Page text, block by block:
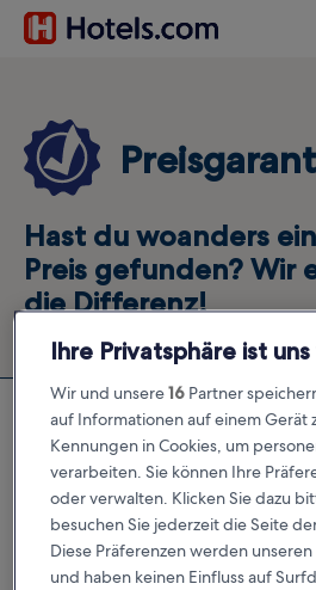
Hast du woanders
Preis gefunden? Wir
die Differenz!
Seit dem 5. August 2026 gilt
nicht mehr. Wenn du deine
Programmaktualisierung
möglicherweise für die
Buchungen, die nach der
vorgenommen wurden, sind
Mehr erfahren
Ihre Privatsphäre ist
Wir und unsere16Partner
auf Informationen auf einem Gerät
Kennungen in Cookies, um
verarbeiten. Sie können Ihre
oder verwalten. Klicken Sie dazu
besuchen Sie jederzeit die Seite
Diese Präferenzen werden
und haben keinen Einfluss auf